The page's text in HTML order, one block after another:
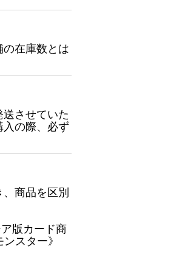
在庫数とは
させていた
入の際、必ず
商品を区別
版カード商
スター》